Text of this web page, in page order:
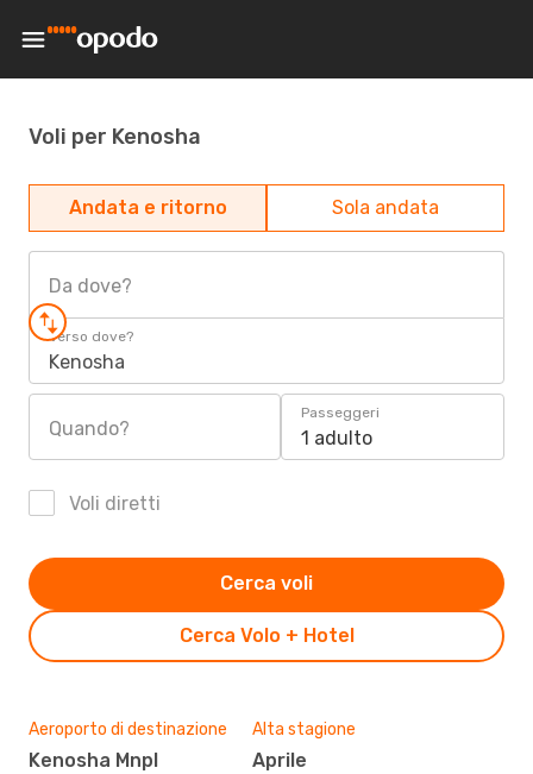
Voli per Kenosha
Andata e ritorno Sola andata
Da dove?
Verso dove?
Kenosha
Quando?
Passeggeri
1 adulto
Voli diretti
Cerca Volo + Hotel
Cerca voli
Aeroporto di destinazione
Kenosha Mnpl
Alta stagione
aprile